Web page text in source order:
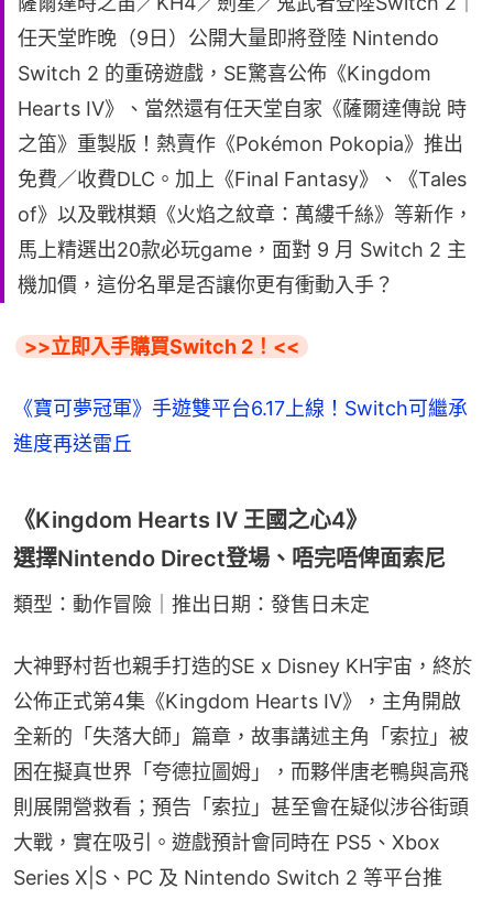
任天堂昨晚（9日）公開大量即將登陸 Nintendo
Switch 2 的重磅遊戲，SE驚喜公佈《Kingdom
Hearts IV》、當然還有任天堂自家《薩爾達傳說 時
之笛》重製版！熱賣作《Pokémon Pokopia》推出
免費／收費DLC。加上《Final Fantasy》、《Tales
of》以及戰棋類《火焰之紋章：萬縷千絲》等新作，
馬上精選出20款必玩game，面對 9 月 Switch 2 主
機加價，這份名單是否讓你更有衝動入手？
>>立即入手購買Switch 2！<<
《寶可夢冠軍》手遊雙平台6.17上線！Switch可繼承
進度再送雷丘
《Kingdom Hearts IV 王國之心4》
選擇Nintendo Direct登場、唔完唔俾面索尼
類型：動作冒險｜推出日期：發售日未定
大神野村哲也親手打造的SE x Disney KH宇宙，終於
公佈正式第4集《Kingdom Hearts IV》，主角開啟
全新的「失落大師」篇章，故事講述主角「索拉」被
困在擬真世界「夸德拉圖姆」，而夥伴唐老鴨與高飛
則展開營救看；預告「索拉」甚至會在疑似涉谷街頭
大戰，實在吸引。遊戲預計會同時在 PS5、Xbox
Series X|S、PC 及 Nintendo Switch 2 等平台推